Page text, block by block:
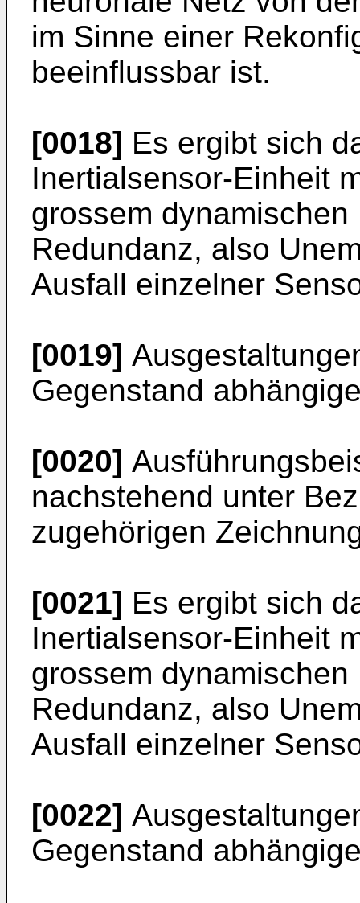
im Sinne einer
beeinflussbar ist.
[0018] Es ergibt sich
Inertialsensor-Einheit
grossem
Redundanz, also
Ausfall einzelner
[0019]
Gegenstand
[0020]
nachstehend unter
zugehörigen
[0021] Es ergibt sich
Inertialsensor-Einheit
grossem
Redundanz, also
Ausfall einzelner
[0022]
Gegenstand